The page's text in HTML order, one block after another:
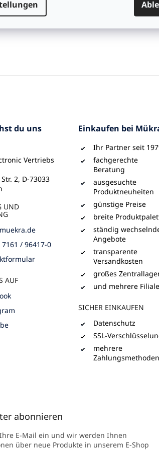
PVC
3 m
du uns
Vertriebs
2, D-73033
UND
muekra.de
7161 / 96417-0
AUF
Einkaufen bei
Ihr Partner seit
fachgerechte
Beratung
ausgesuchte
Produktneuheiten
günstige Preise
breite
ständig
Angebote
transparente
Versandkosten
großes
und mehrere
SICHER EINKAUFEN
Datenschutz
SSL-
mehrere
Zahlungsmethoden
abonnieren
E-Mail ein und wir werden Ihnen
über neue Produkte in unserem E-Shop